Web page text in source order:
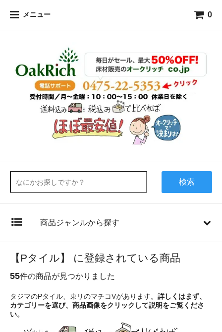
メニュー 0
検索
商品ジャンルから探す
【Pタイル】 に登録されている商品
55件の商品が見つかりました
タジマのPタイル、東リのマチコVがあります。 詳しくはまず、
カテゴリーを選び、商品画像をクリックして説明をご覧くださ
い。